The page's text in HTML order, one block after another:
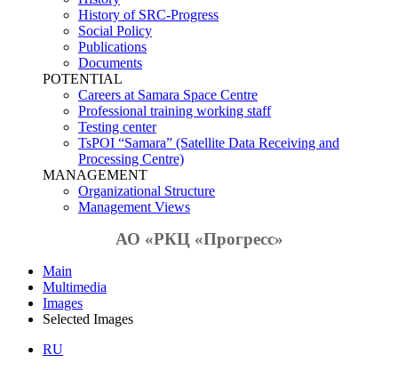
History of SRC-Progress
Social Policy
Publications
Documents
POTENTIAL
Careers at Samara Space Centre
Professional training working staff
Testing center
TsPOI “Samara” (Satellite Data Receiving and
Processing Centre)
MANAGEMENT
Organizational Structure
Management Views
АО «РКЦ «Прогресс»
Main
Multimedia
Images
Selected Images
RU